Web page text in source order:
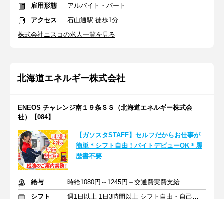
雇用形態
アルバイト・パート
アクセス
石山通駅 徒歩1分
株式会社ニスコの求人一覧を見る
北海道エネルギー株式会社
ENEOS チャレンジ南１９条ＳＳ（北海道エネルギー株式会
社）【084】
【ガソスタSTAFF】セルフだからお仕事が
簡単＊シフト自由！バイトデビューOK＊履
歴書不要
給与
時給1080円～1245円＋交通費実費支給
シフト
週1日以上 1日3時間以上 シフト自由・自己申告